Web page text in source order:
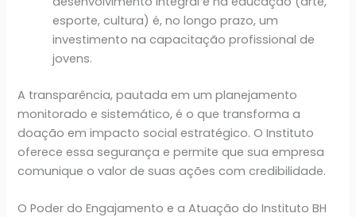
esporte, cultura) é, no longo prazo, um
investimento na capacitação profissional de
jovens.
A transparência, pautada em um planejamento
monitorado e sistemático, é o que transforma a
doação em impacto social estratégico. O Instituto
oferece essa segurança e permite que sua empresa
comunique o valor de suas ações com credibilidade.
O Poder do Engajamento e a Atuação do Instituto BH